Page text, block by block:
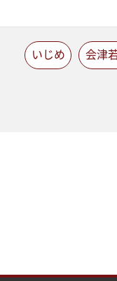
いじめ 会津